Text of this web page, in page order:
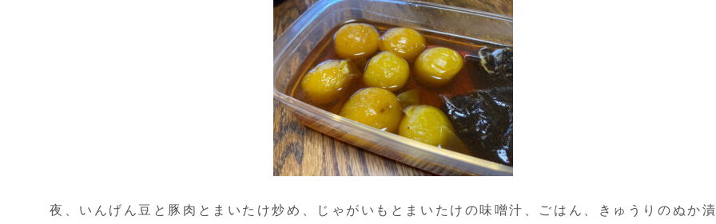
夜、いんげん豆と豚肉とまいたけ炒め、じゃがいもとまいたけの味噌汁、ごはん、きゅうりのぬか漬